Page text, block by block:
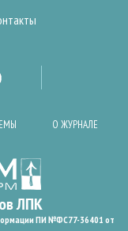
О ЖУРНАЛЕ
ПИ №ФС77-36401 от